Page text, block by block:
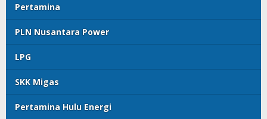
Pertamina
PLN Nusantara Power
LPG
SKK Migas
Pertamina Hulu Energi